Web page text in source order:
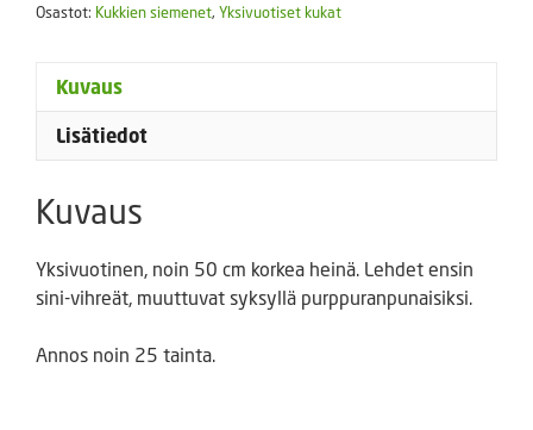
Osastot: Kukkien siemenet, Yksivuotiset kukat
Kuvaus
Lisätiedot
Kuvaus
Yksivuotinen, noin 50 cm korkea heinä. Lehdet ensin
sini-vihreät, muuttuvat syksyllä purppuranpunaisiksi.
Annos noin 25 tainta.